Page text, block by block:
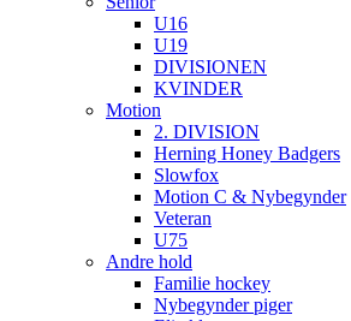
U16
U19
DIVISIONEN
KVINDER
Motion
2. DIVISION
Herning Honey Badgers
Slowfox
Motion C & Nybegynder
Veteran
U75
Andre hold
Familie hockey
Nybegynder piger